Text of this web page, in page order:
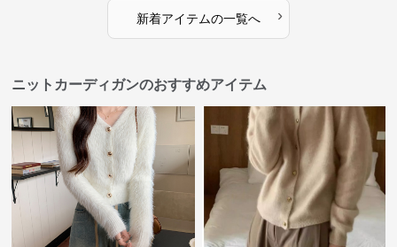
新着アイテムの一覧へ ›
ニットカーディガンのおすすめアイテム